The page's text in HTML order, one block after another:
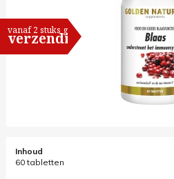
vanaf 2 stuks gratis
verzending
Inhoud
60 tabletten